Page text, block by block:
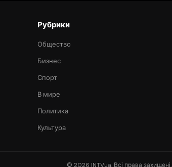
Рубрики
Общество
Бизнес
Спорт
В мире
Политика
Культура
© 2026 INTVua. Всі права захищені.